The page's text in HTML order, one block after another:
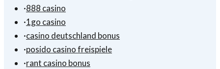
·888 casino
·1go casino
·casino deutschland bonus
·posido casino freispiele
·rant casino bonus